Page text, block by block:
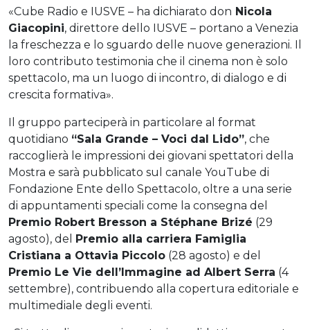
«Cube Radio e IUSVE – ha dichiarato don Nicola
Giacopini, direttore dello IUSVE – portano a Venezia
la freschezza e lo sguardo delle nuove generazioni. Il
loro contributo testimonia che il cinema non è solo
spettacolo, ma un luogo di incontro, di dialogo e di
crescita formativa».
Il gruppo parteciperà in particolare al format
quotidiano “Sala Grande – Voci dal Lido”, che
raccoglierà le impressioni dei giovani spettatori della
Mostra e sarà pubblicato sul canale YouTube di
Fondazione Ente dello Spettacolo, oltre a una serie
di appuntamenti speciali come la consegna del
Premio Robert Bresson a Stéphane Brizé (29
agosto), del Premio alla carriera Famiglia
Cristiana a Ottavia Piccolo (28 agosto) e del
Premio Le Vie dell’Immagine ad Albert Serra (4
settembre), contribuendo alla copertura editoriale e
multimediale degli eventi.